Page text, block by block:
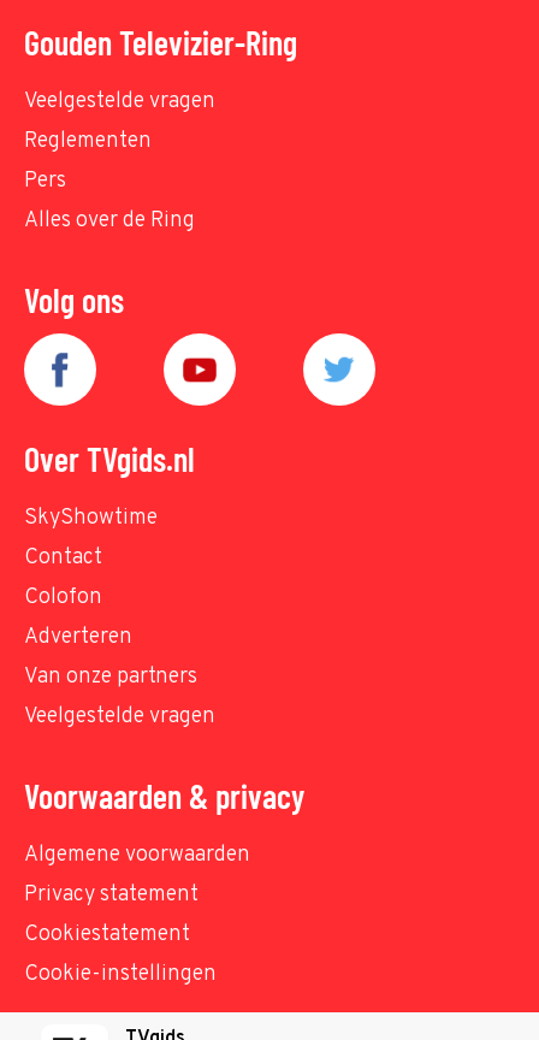
Gouden Televizier-Ring
Veelgestelde vragen
Reglementen
Pers
Alles over de Ring
Volg ons
Over TVgids.nl
SkyShowtime
Contact
Colofon
Adverteren
Van onze partners
Veelgestelde vragen
Voorwaarden & privacy
Algemene voorwaarden
Privacy statement
Cookiestatement
Cookie-instellingen